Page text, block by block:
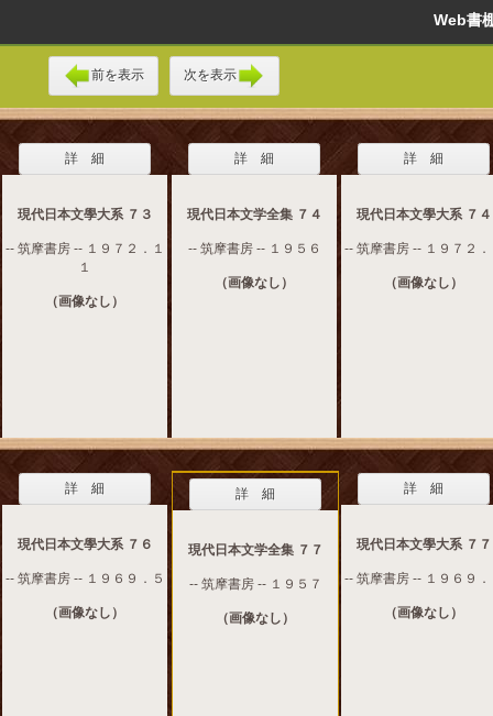
Web
前を表示 次を表示
詳 細
現代日本文學大系 ７３
-- 筑摩書房 -- １９７２．１
１
（画像なし）
詳 細
現代日本文学全集 ７４
-- 筑摩書房 -- １９５６
（画像なし）
詳 細
現代日本文學大系 ７４
-- 筑摩書房 -- １９７２．
（画像なし）
詳 細
現代日本文學大系 ７６
-- 筑摩書房 -- １９６９．５
（画像なし）
詳 細
現代日本文学全集 ７７
-- 筑摩書房 -- １９５７
（画像なし）
詳 細
現代日本文學大系 ７７
-- 筑摩書房 -- １９６９．
（画像なし）